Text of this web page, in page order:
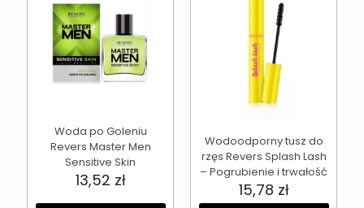
Woda po Goleniu
Revers Master Men
Sensitive Skin
13,52 zł
Wodoodporny tusz do
rzęs Revers Splash Lash
– Pogrubienie i trwałość
15,78 zł